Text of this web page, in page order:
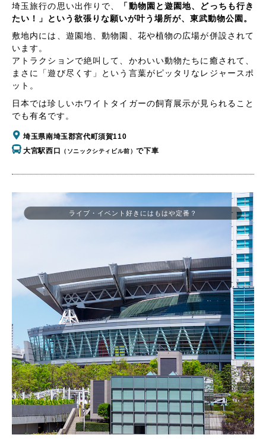
埼玉旅行の思い出作りで、
「動物園と遊園地、どっちも行き
たい！」という欲張りな願いが叶う場所が、東武動物公園。
敷地内には、遊園地、動物園、花や植物の広場が併設されて
います。
アトラクションで絶叫して、かわいい動物たちに癒されて、
まさに「遊び尽くす」という言葉がピッタリなレジャースポ
ット。
日本では珍しいホワイトタイガーの飼育展示が見られること
でも有名です。
埼玉県南埼玉郡宮代町須賀110
大宮駅西口
（ソニックシティビル前）で下車
ライブ・イベント好きにはもはや定番？